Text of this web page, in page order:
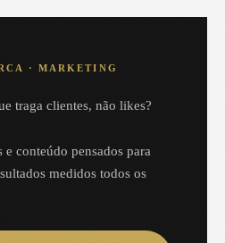
· MARKETING
traga clientes, não likes?
e conteúdo pensados para
medidos todos os